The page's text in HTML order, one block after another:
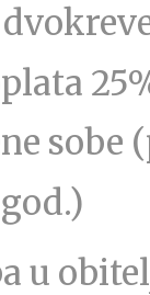
sobe
u